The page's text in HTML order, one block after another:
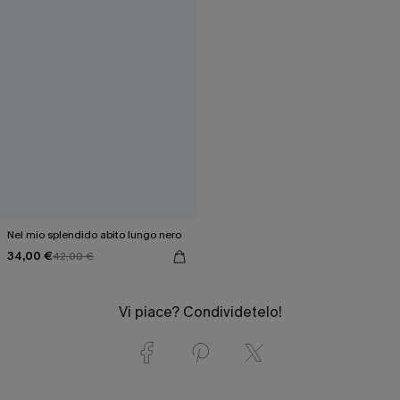
Nel mio splendido abito lungo nero
34,00 €42,00 €
Vi piace? Condividetelo!